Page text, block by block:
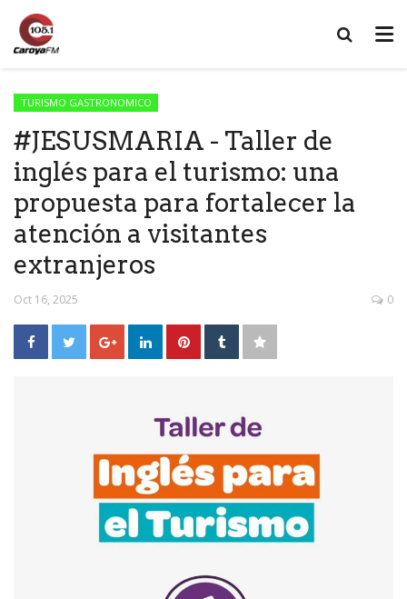
TURISMO GASTRONOMICO
#JESUSMARIA - Taller de
inglés para el turismo: una
propuesta para fortalecer la
atención a visitantes
extranjeros
Oct 16, 2025 0